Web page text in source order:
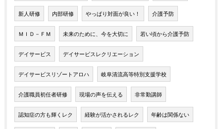
新人研修 内部研修 やっぱり対面が良い！ 介護予防
ＭＩＤ－ＦＭ 未来のために、今を大切に 若い頃から介護予防
デイサービス デイサービスレクリエーション
デイサービスリゾートアロハ 岐阜清流高等特別支援学校
介護職員初任者研修 現場の声を伝える 非常勤講師
認知症の方も輝くレク 経験が活かされるレク 年齢は関係ない